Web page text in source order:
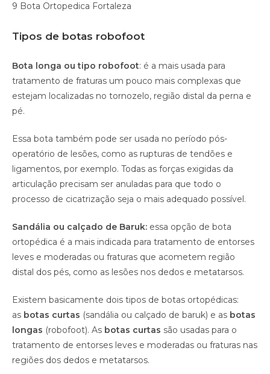
9 Bota Ortopedica Fortaleza
Tipos de botas robofoot
Bota longa ou tipo robofoot: é a mais usada para
tratamento de fraturas um pouco mais complexas que
estejam localizadas no tornozelo, região distal da perna e
pé.
Essa bota também pode ser usada no período pós-
operatório de lesões, como as rupturas de tendões e
ligamentos, por exemplo. Todas as forças exigidas da
articulação precisam ser anuladas para que todo o
processo de cicatrização seja o mais adequado possível.
Sandália ou calçado de Baruk: essa opção de bota
ortopédica é a mais indicada para tratamento de entorses
leves e moderadas ou fraturas que acometem região
distal dos pés, como as lesões nos dedos e metatarsos.
Existem basicamente dois tipos de botas ortopédicas:
as botas curtas (sandália ou calçado de baruk) e as botas
longas (robofoot). As botas curtas são usadas para o
tratamento de entorses leves e moderadas ou fraturas nas
regiões dos dedos e metatarsos.